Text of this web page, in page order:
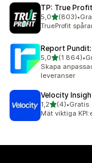
TP: True
5,0av 5 stjärnor
(803)
803 •
TrueProfit
Report
5,0av 5 stjärnor
(1 864)
1864 •
Skapa
leveranser
Velocity
1,2av 5 stjärnor
(4)
4 recensioner
•Gratis
Mät viktiga